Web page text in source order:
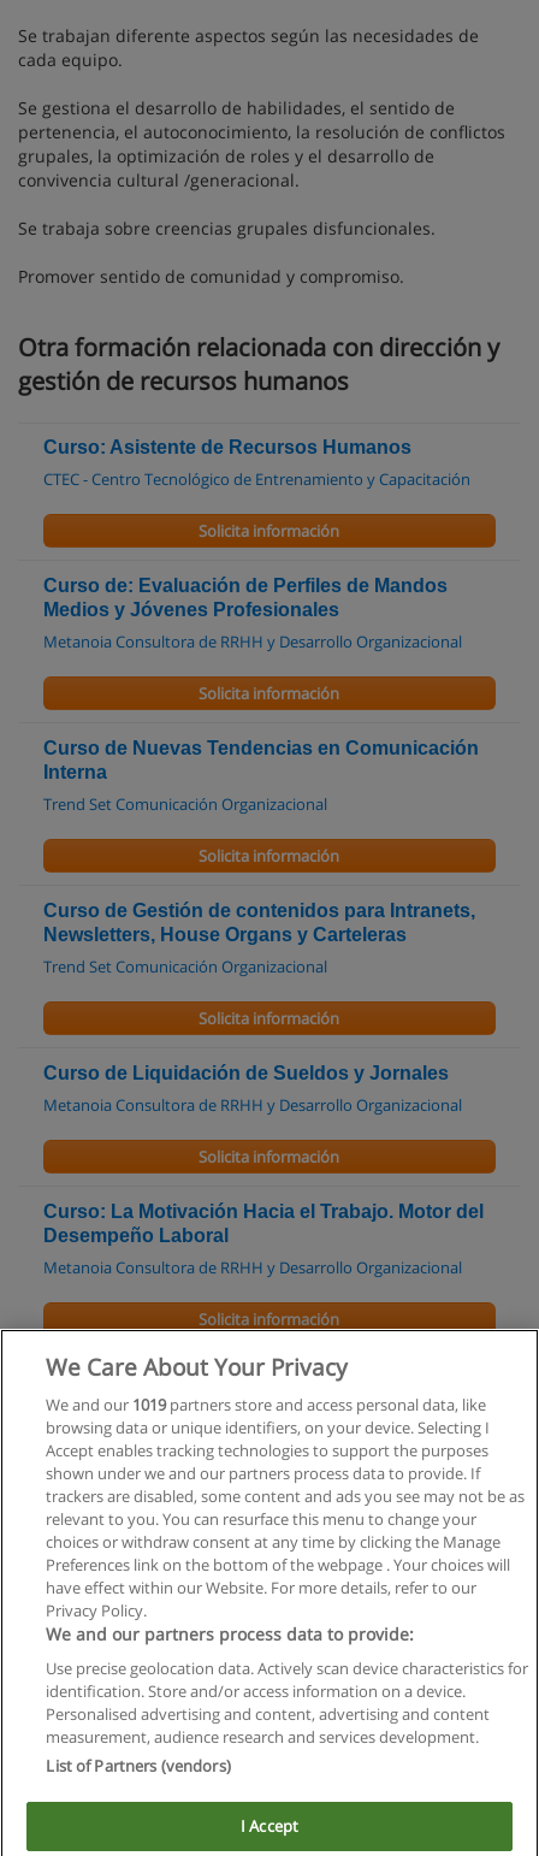
Se trabajan diferente aspectos según las necesidades de
cada equipo.
Se gestiona el desarrollo de habilidades, el sentido de
pertenencia, el autoconocimiento, la resolución de conflictos
grupales, la optimización de roles y el desarrollo de
convivencia cultural /generacional.
Se trabaja sobre creencias grupales disfuncionales.
Promover sentido de comunidad y compromiso.
Otra formación relacionada con dirección y
gestión de recursos humanos
Curso: Asistente de Recursos Humanos
CTEC - Centro Tecnológico de Entrenamiento y Capacitación
Solicita información
Curso de: Evaluación de Perfiles de Mandos
Medios y Jóvenes Profesionales
Metanoia Consultora de RRHH y Desarrollo Organizacional
Solicita información
Curso de Nuevas Tendencias en Comunicación
Interna
Trend Set Comunicación Organizacional
Solicita información
Curso de Gestión de contenidos para Intranets,
Newsletters, House Organs y Carteleras
Trend Set Comunicación Organizacional
Solicita información
Curso de Liquidación de Sueldos y Jornales
Metanoia Consultora de RRHH y Desarrollo Organizacional
Solicita información
Curso: La Motivación Hacia el Trabajo. Motor del
Desempeño Laboral
Metanoia Consultora de RRHH y Desarrollo Organizacional
Solicita información
Curso a Distancia de Gestión del Talento
Humano
Instituto Virtual Sudamericano de Educación para el Desarrollo
Solicita información
Privacidad de datos
Contactar con Educaedu
Copyright © Educaedu Business S.L. - CIF : B-95610580: -
We Care About Your Privacy
We and our 1019partners store and access personal data, like
browsing data or unique identifiers, on your device. Selecting I
Accept enables tracking technologies to support the purposes
shown under we and our partners process data to provide. If
trackers are disabled, some content and ads you see may not be as
relevant to you. You can resurface this menu to change your
choices or withdraw consent at any time by clicking the Manage
Preferences link on the bottom of the webpage . Your choices will
have effect within our Website. For more details, refer to our
Privacy Policy.
We and our partners process data to provide:
Use precise geolocation data. Actively scan device characteristics for
identification. Store and/or access information on a device.
Personalised advertising and content, advertising and content
measurement, audience research and services development.
List of Partners (vendors)
I Accept